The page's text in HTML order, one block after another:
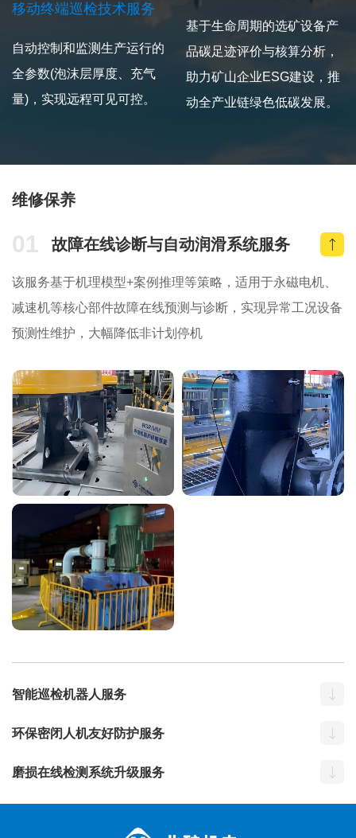
移动终端巡检技术服务
自动控制和监测生产运行的
全参数(泡沫层厚度、充气
量)，实现远程可见可控。
基于生命周期的选矿设备产
品碳足迹评价与核算分析，
助力矿山企业ESG建设，推
动全产业链绿色低碳发展。
维修保养
01 故障在线诊断与自动润滑系统服务
该服务基于机理模型+案例推理等策略，适用于永磁电机、
减速机等核心部件故障在线预测与诊断，实现异常工况设备
预测性维护，大幅降低非计划停机
. .
.
智能巡检机器人服务
环保密闭人机友好防护服务
磨损在线检测系统升级服务